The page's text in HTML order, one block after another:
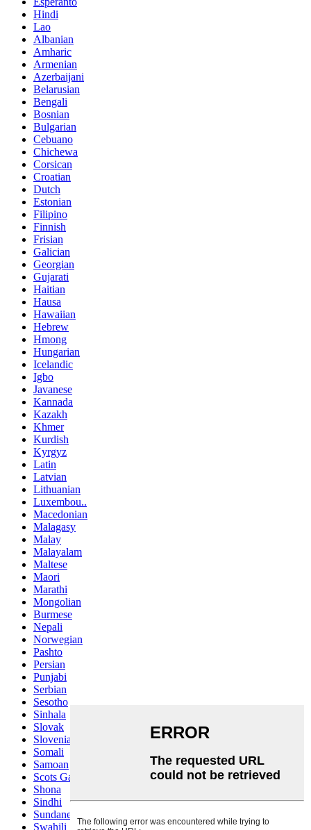
Hindi
Lao
Albanian
Amharic
Armenian
Azerbaijani
Belarusian
Bengali
Bosnian
Bulgarian
Cebuano
Chichewa
Corsican
Croatian
Dutch
Estonian
Filipino
Finnish
Frisian
Galician
Georgian
Gujarati
Haitian
Hausa
Hawaiian
Hebrew
Hmong
Hungarian
Icelandic
Igbo
Javanese
Kannada
Kazakh
Khmer
Kurdish
Kyrgyz
Latin
Latvian
Lithuanian
Luxembou..
Macedonian
Malagasy
Malay
Malayalam
Maltese
Maori
Marathi
Mongolian
Burmese
Nepali
Norwegian
Pashto
Persian
Punjabi
Serbian
Sesotho
Sinhala
Slovak
Slovenian
Somali
Samoan
Scots Gaelic
Shona
Sindhi
Sundanese
Swahili